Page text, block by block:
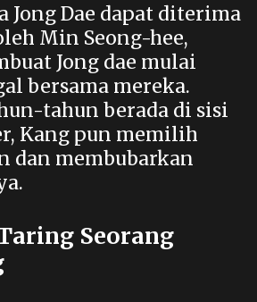
Jong Dae dapat diterima
Min Seong-hee,
Jong dae mulai
bersama mereka.
tahun berada di sisi
Kang pun memilih
dan membubarkan
Seorang